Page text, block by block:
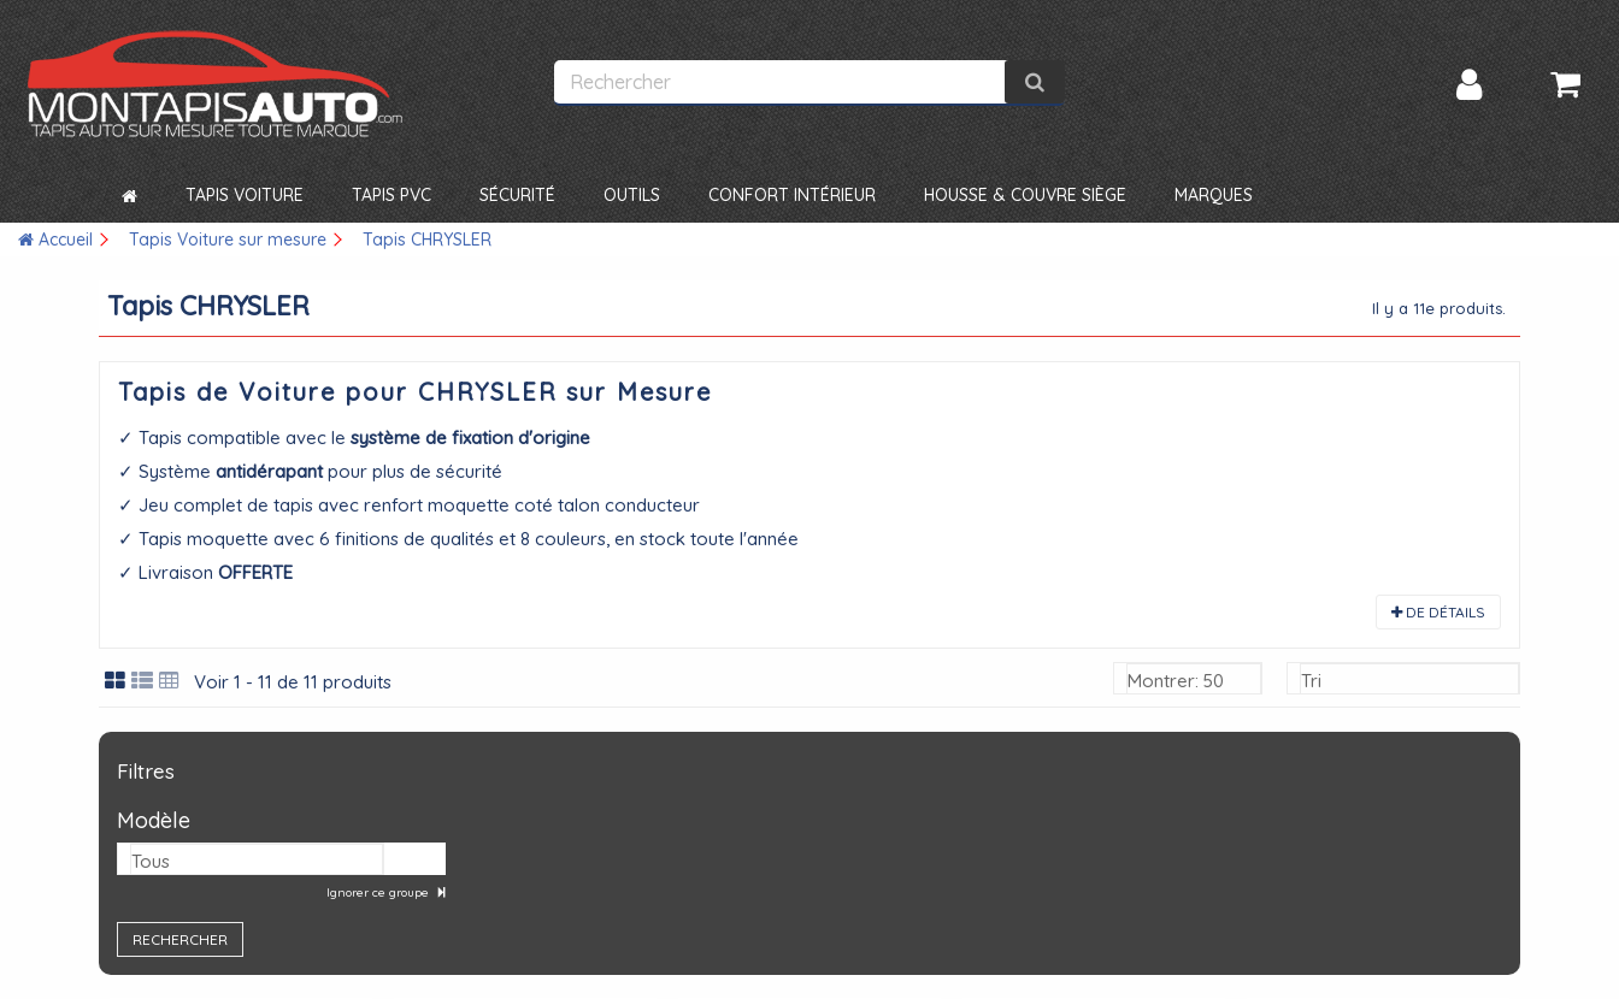
TAPIS VOITURE TAPIS PVC SÉCURITÉ OUTILS CONFORT INTÉRIEUR HOUSSE & COUVRE SIÈGE MARQUES
Accueil Tapis Voiture sur mesure Tapis CHRYSLER
Tapis CHRYSLER Il y a 11e produits.
Tapis de Voiture pour CHRYSLER sur Mesure
✓ Tapis compatible avec lesystème de fixation d'origine
✓ Systèmeantidérapantpour plus de sécurité
✓ Jeu complet de tapis avec renfort moquette coté talon conducteur
✓ Tapis moquette avec 6 finitions de qualités et 8 couleurs, en stock toute l'année
✓ LivraisonOFFERTE
DE DÉTAILS
Voir 1 - 11 de 11 produits Tri
Montrer: 50
Filtres
Modèle
Tous
Ignorer ce groupe